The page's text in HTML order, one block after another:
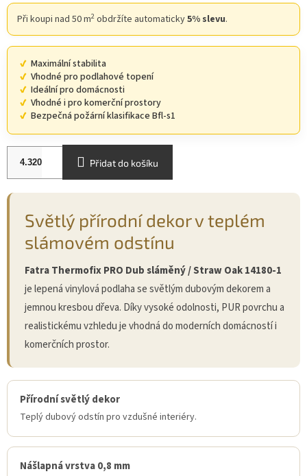
Při koupi nad 50 m2 obdržíte automaticky5% slevu.
Maximální stabilita
Vhodné pro podlahové topení
Ideální pro domácnosti
Vhodné i pro komerční prostory
Bezpečná požární klasifikace Bfl-s1
Přidat do košíku
Světlý přírodní dekor v teplém
slámovém odstínu
Fatra Thermofix PRO Dub sláměný / Straw Oak 14180-1
je lepená vinylová podlaha se světlým dubovým dekorem a
jemnou kresbou dřeva. Díky vysoké odolnosti, PUR povrchu a
realistickému vzhledu je vhodná do moderních domácností i
komerčních prostor.
Přírodní světlý dekor
Teplý dubový odstín pro vzdušné interiéry.
Nášlapná vrstva 0,8 mm